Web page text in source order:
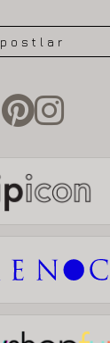
postlar